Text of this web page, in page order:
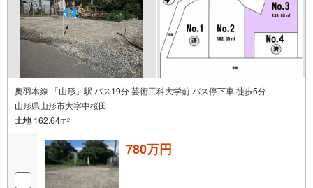
奥羽本線 「山形」駅 バス19分 芸術工科大学前 バス停下車 徒歩5分
山形県山形市大字中桜田
土地162.64m2
780万円